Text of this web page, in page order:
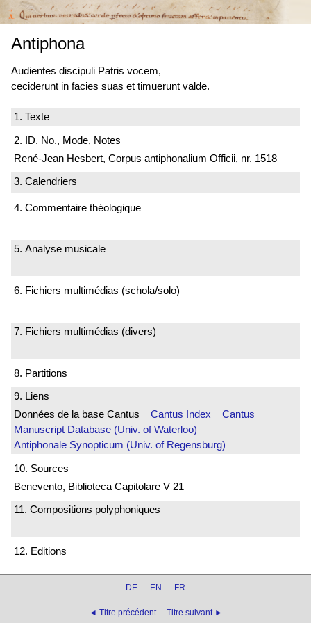
Antiphona
Audientes discipuli Patris vocem,
ceciderunt in facies suas et timuerunt valde.
1. Texte
2. ID. No., Mode, Notes
René-Jean Hesbert, Corpus antiphonalium Officii, nr. 1518
3. Calendriers
4. Commentaire théologique
5. Analyse musicale
6. Fichiers multimédias (schola/solo)
7. Fichiers multimédias (divers)
8. Partitions
9. Liens
Données de la base Cantus Cantus Index
Cantus
Manuscript Database (Univ. of Waterloo)
Antiphonale Synopticum (Univ. of Regensburg)
10. Sources
Benevento, Biblioteca Capitolare V 21
11. Compositions polyphoniques
12. Editions
DE EN FR
◄ Titre précédent Titre suivant ►